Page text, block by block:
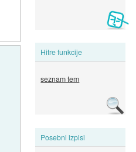
Hitre funkcije
seznam tem
Posebni izpisi